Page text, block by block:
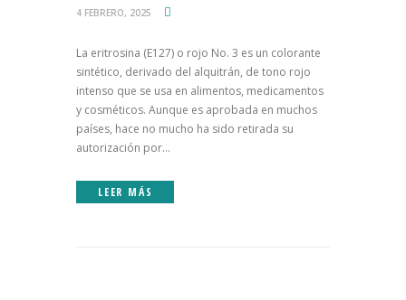
4 FEBRERO, 2025
La eritrosina (E127) o rojo No. 3 es un colorante
sintético, derivado del alquitrán, de tono rojo
intenso que se usa en alimentos, medicamentos
y cosméticos. Aunque es aprobada en muchos
países, hace no mucho ha sido retirada su
autorización por...
LEER MÁS